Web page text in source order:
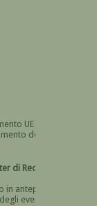
UE n.
il consenso
in anteprima
eventi